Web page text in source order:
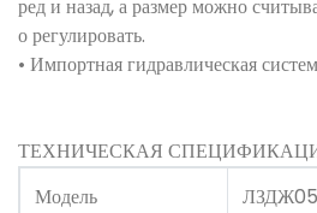
ред и назад, а размер можно
о регулировать.
• Импортная гидравлическая
ТЕХНИЧЕСКАЯ
Модель